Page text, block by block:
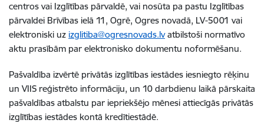
centros vai Izglītības pārvaldē, vai nosūta pa pastu Izglītības
pārvaldei Brīvības ielā 11, Ogrē, Ogres novadā, LV-5001 vai
elektroniski uz izglitiba@ogresnovads.lvatbilstoši normatīvo
aktu prasībām par elektronisko dokumentu noformēšanu.
Pašvaldība izvērtē privātās izglītības iestādes iesniegto rēķinu
un VIIS reģistrēto informāciju, un 10 darbdienu laikā pārskaita
pašvaldības atbalstu par iepriekšējo mēnesi attiecīgās privātās
izglītības iestādes kontā kredītiestādē.